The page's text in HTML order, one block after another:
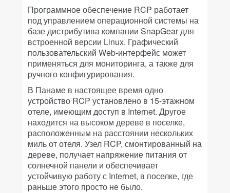
Программное обеспечение RCP работает
под управлением операционной системы на
базе дистрибутива компании SnapGear для
встроенной версии Linux. Графический
пользовательский Web-интерфейс может
применяться для мониторинга, а также для
ручного конфигурирования.
В Панаме в настоящее время одно
устройство RCP установлено в 15-этажном
отеле, имеющим доступ в Internet. Другое
находится на высоком дереве в поселке,
расположенным на расстоянии нескольких
миль от отеля. Узел RCP, смонтированный на
дереве, получает напряжение питания от
солнечной панели и обеспечивает
устойчивую работу с Internet, в поселке, где
раньше этого просто не было.